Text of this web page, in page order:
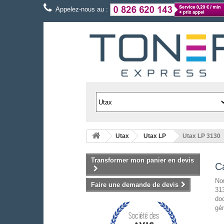
Appelez-nous au :
Utax Utax LP Utax LP 3130
Transformer mon panier en devis
Faire une demande de devis